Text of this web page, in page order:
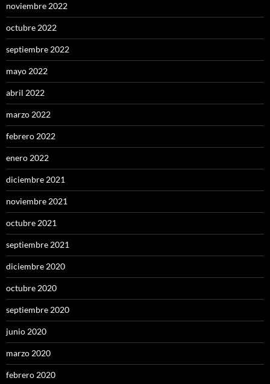
noviembre 2022
octubre 2022
septiembre 2022
mayo 2022
abril 2022
marzo 2022
febrero 2022
enero 2022
diciembre 2021
noviembre 2021
octubre 2021
septiembre 2021
diciembre 2020
octubre 2020
septiembre 2020
junio 2020
marzo 2020
febrero 2020